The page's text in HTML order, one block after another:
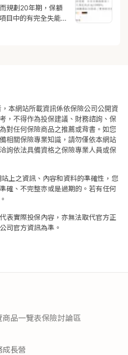
規劃20年期，保額
目中的有完全失能
，這樣算不錯嗎？
高，這樣必須投保
本網站所載資訊係依保險公司公開資
，不得作為投保建議、財務諮詢、保
對任何保險商品之推薦或背書。如您
相關保險專業知識，請勿僅依本網站
詢依法具備資格之保險專業人員或保
上之資訊、內容和資料的準確性，您
確、不完整亦或是過期的。若有任何
表實際投保內容，亦無法取代官方正
司官方資訊為準。
商品一覽表保險討論區
成長營